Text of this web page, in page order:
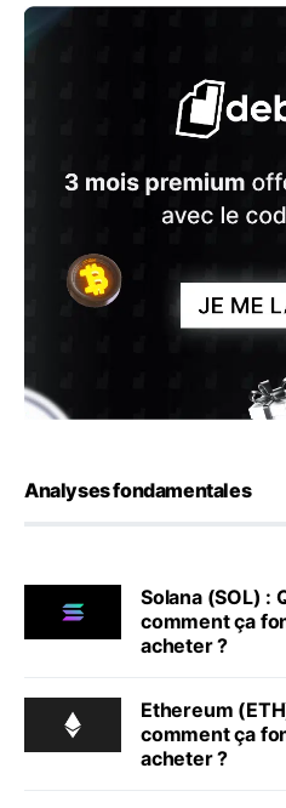
Analyses fondamentales
Solana (SOL) :
comment ça
acheter ?
Ethereum
comment ça
acheter ?